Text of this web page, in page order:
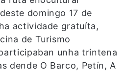
domingo 17 de
actividade gratuíta,
de Turismo
unha trintena
dende O Barco, Petín, A